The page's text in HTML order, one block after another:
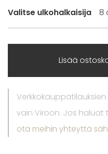
Valitse ulkohalkaisija
Lisää
vain Viroon. Jos haluat
ota meihin yhteyttä